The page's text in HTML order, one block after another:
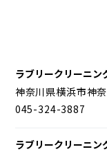
ラブリークリーニ
神奈川県横浜市神
045-324-3887
ラブリークリーニ